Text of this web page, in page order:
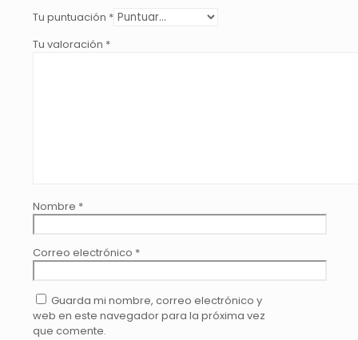
Tu puntuación *
Tu valoración *
Nombre *
Correo electrónico *
Guarda mi nombre, correo electrónico y
web en este navegador para la próxima vez
que comente.